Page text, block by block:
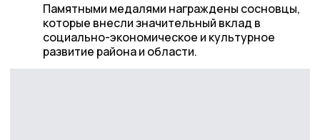
Памятными медалями награждены сосновцы,
которые внесли значительный вклад в
социально-экономическое и культурное
развитие района и области.